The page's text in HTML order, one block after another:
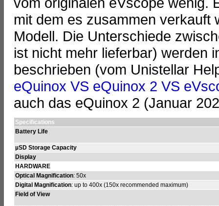
mit dem es zusammen verkauft
Modell. Die Unterschiede
ist nicht mehr lieferbar) werden
beschrieben (vom Unistellar
eQuinox VS eQuinox 2 VS
auch das eQuinox 2 (Januar
Specifications
Battery Life
µSD Storage Capacity
Display
HARDWARE
Optical Magnification: 50x
Digital Magnification: up to 400x (150x recommended maximum)
Field of View